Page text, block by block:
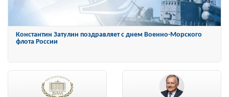
Константин Затулин поздравляет с днем Военно-Морского
флота России